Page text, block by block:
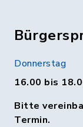
Donnerstag
16.00 bis
Bitte
Termin.